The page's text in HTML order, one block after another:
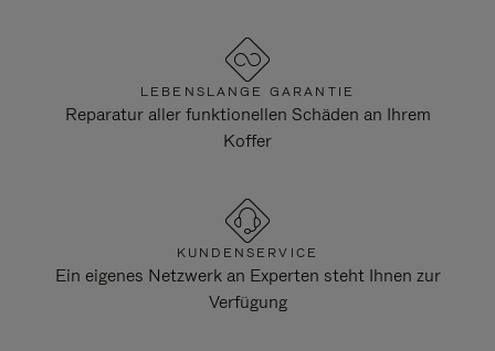
LEBENSLANGE GARANTIE
Reparatur aller funktionellen Schäden an Ihrem
Koffer
KUNDENSERVICE
Ein eigenes Netzwerk an Experten steht Ihnen zur
Verfügung